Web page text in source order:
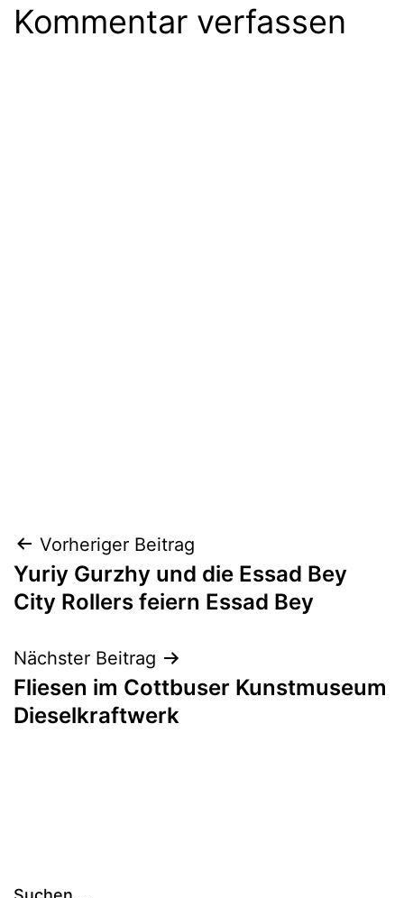
Kommentar verfassen
Beitragsnavigation
Vorheriger Beitrag
Yuriy Gurzhy und die Essad Bey
City Rollers feiern Essad Bey
Nächster Beitrag
Fliesen im Cottbuser Kunstmuseum
Dieselkraftwerk